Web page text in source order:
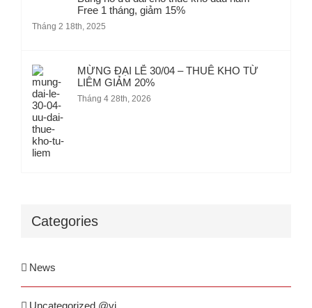
Free 1 tháng, giảm 15%
Tháng 2 18th, 2025
MỪNG ĐẠI LỄ 30/04 – THUÊ KHO TỪ
LIÊM GIẢM 20%
Tháng 4 28th, 2026
Categories
News